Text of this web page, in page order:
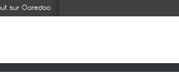
sur Ooredoo